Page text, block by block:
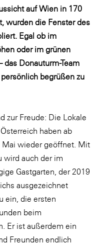
Österreich
und
auf Wien in 170
wurden die Fenster des
Egal ob im
oder im grünen
das Donauturm-Team
begrüßen zu
zur Freude: Die Lokale
haben ab
Mai wieder geöffnet. Mit
wird auch der im
Gastgarten, der 2019
ausgezeichnet
ein, die ersten
beim
Er ist außerdem ein
Freunden endlich